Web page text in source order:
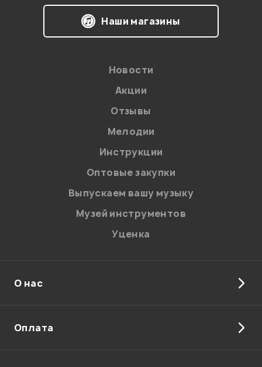
на обработку персональных данных в
Политикой в отношении обработки
персональных данных.
Введите проверочное число:
Отправить
Наши магазины
Новости
Акции
Отзывы
Мелодии
Инструкции
Оптовые закупки
Выпускаем вашу музыку
Музей инструментов
Уценка
О нас
Оплата